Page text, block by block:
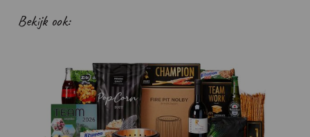
Bekijk ook: